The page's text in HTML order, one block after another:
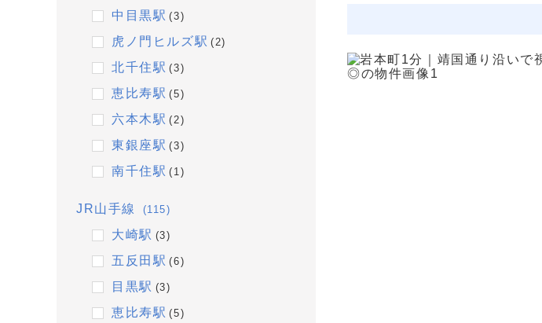
中目黒駅 (3)
虎ノ門ヒルズ駅 (2)
北千住駅 (3)
恵比寿駅 (5)
六本木駅 (2)
東銀座駅 (3)
南千住駅 (1)
JR山手線 (115)
大崎駅 (3)
五反田駅 (6)
目黒駅 (3)
恵比寿駅 (5)